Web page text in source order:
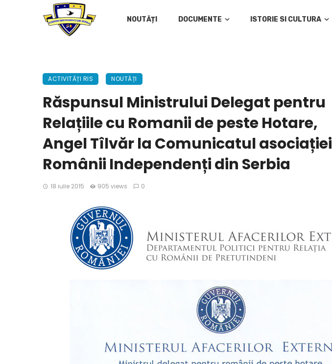
NOUTĂȚI DOCUMENTE ISTORIE SI CULTURA
ACTIVITĂȚI RIS NOUTĂȚI
Răspunsul Ministrului Delegat pentru
Relațiile cu Romanii de peste Hotare,
Angel Tîlvăr la Comunicatul asociației
Românii Independenți din Serbia
18 iulie 2015 905 views 0